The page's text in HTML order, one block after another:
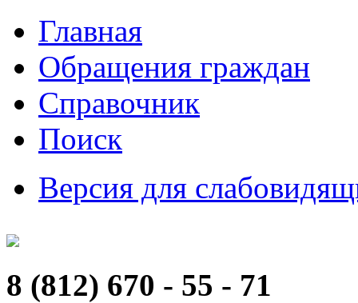
Главная
Обращения граждан
Справочник
Поиск
Версия для
8 (812) 670 - 55 - 71